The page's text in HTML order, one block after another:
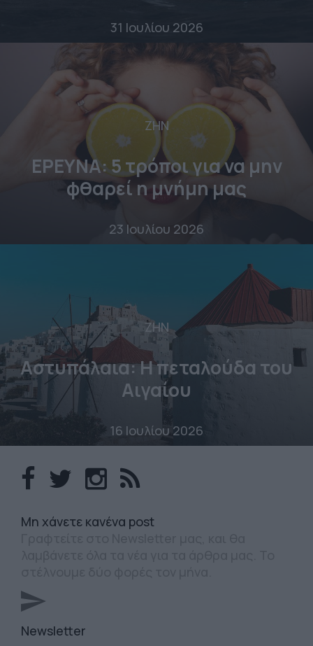
31 Ιουλίου 2026
ΖΗΝ
ΕΡΕΥΝΑ: 5 τρόποι για να μην
φθαρεί η μνήμη μας
23 Ιουλίου 2026
ΖΗΝ
Αστυπάλαια: Η πεταλούδα του
Αιγαίου
16 Ιουλίου 2026
Mη χάνετε κανένα post
Newsletter